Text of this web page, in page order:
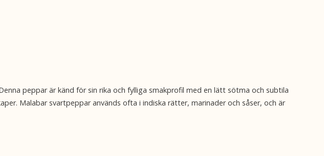
peppar är känd för sin rika och fylliga smakprofil med en lätt sötma och subtila
Malabar svartpeppar används ofta i indiska rätter, marinader och såser, och är